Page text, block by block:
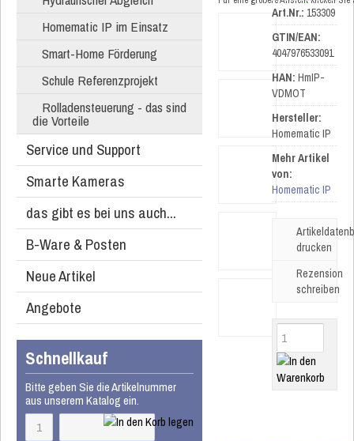
Homematic IP im Einsatz
Smart-Home Förderung
Schule Referenzprojekt
Rolladensteuerung - das sind
die Vorteile
Service und Support
Smarte Kameras
das gibt es bei uns auch...
B-Ware & Posten
Neue Artikel
Angebote
Schnellkauf
Bitte geben Sie die Artikelnummer
aus unserem Katalog ein.
Art.Nr.: 153309
GTIN/EAN:
4047976533091
HAN: HmIP-
VDMOT
Hersteller:
Homematic IP
Mehr Artikel
von:
Homematic IP
drucken
Rezension
schreiben